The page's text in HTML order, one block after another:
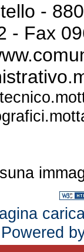
-
- Fax
Powered